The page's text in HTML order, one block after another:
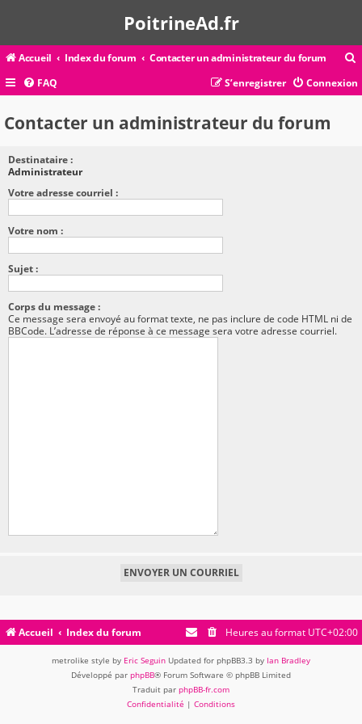
PoitrineAd.fr
Accueil Index du forum Contacter un administrateur du forum
c
FAQ Connexion
S’enregistrer
Contacter un administrateur du forum
Destinataire :
Administrateur
Votre adresse courriel :
Votre nom :
Sujet :
Corps du message :
Ce message sera envoyé au format texte, ne pas inclure de code HTML ni de
BBCode. L’adresse de réponse à ce message sera votre adresse courriel.
Accueil Index du forum Heures au format UTC+02:00
metrolike style by Eric Seguin Updated for phpBB3.3 by Ian Bradley
Développé par phpBB® Forum Software © phpBB Limited
Traduit par phpBB-fr.com
Confidentialité | Conditions